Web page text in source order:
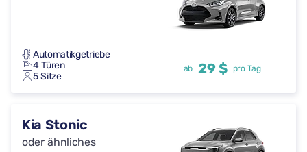
Automatikgetriebe
4 Türen
5 Sitze
ab 29 $ pro Tag
Kia Stonic
oder ähnliches